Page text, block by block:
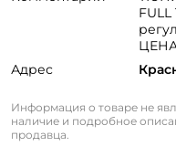
ЦЕНА
Адрес
Информация о товаре не
наличие и подробное
продавца.